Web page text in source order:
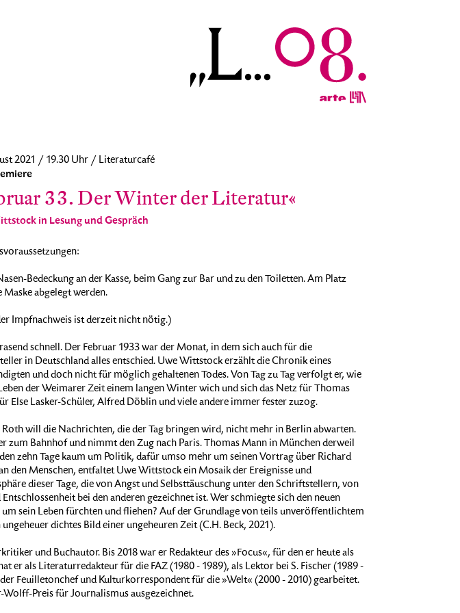
2021 / 19.30 Uhr / Literaturcafé
33. Der Winter der Literatur«
in Lesung und Gespräch
Bedeckung an der Kasse, beim Gang zur Bar und zu den Toiletten. Am Platz
Maske abgelegt werden.
Impfnachweis ist derzeit nicht nötig.)
schnell. Der Februar 1933 war der Monat, in dem sich auch für die
in Deutschland alles entschied. Uwe Wittstock erzählt die Chronik eines
und doch nicht für möglich gehaltenen Todes. Von Tag zu Tag verfolgt er, wie
der Weimarer Zeit einem langen Winter wich und sich das Netz für Thomas
Else Lasker-Schüler, Alfred Döblin und viele andere immer fester zuzog.
Roth will die Nachrichten, die der Tag bringen wird, nicht mehr in Berlin abwarten.
zum Bahnhof und nimmt den Zug nach Paris. Thomas Mann in München derweil
zehn Tage kaum um Politik, dafür umso mehr um seinen Vortrag über Richard
den Menschen, entfaltet Uwe Wittstock ein Mosaik der Ereignisse und
dieser Tage, die von Angst und Selbsttäuschung unter den Schriftstellern, von
bei den anderen gezeichnet ist. Wer schmiegte sich den neuen
sein Leben fürchten und fliehen? Auf der Grundlage von teils unveröffentlichtem
dichtes Bild einer ungeheuren Zeit (C.H. Beck, 2021).
und Buchautor. Bis 2018 war er Redakteur des »Focus«, für den er heute als
er als Literaturredakteur für die FAZ (1980 - 1989), als Lektor bei S. Fischer (1989 -
Feuilletonchef und Kulturkorrespondent für die »Welt« (2000 - 2010) gearbeitet.
Preis für Journalismus ausgezeichnet.